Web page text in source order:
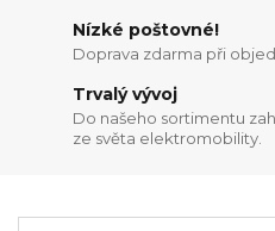
Nízké poštovné!
Doprava zdarma při
Trvalý vývoj
Do našeho sortimentu
ze světa elektromobility.